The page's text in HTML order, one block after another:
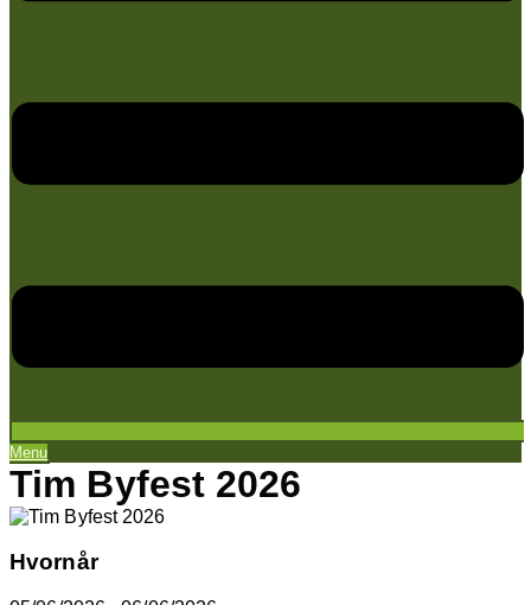
Menu
Tim Byfest 2026
Hvornår